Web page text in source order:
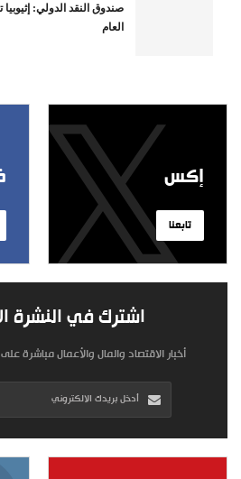
صندوق النقد الدولي:
العام
إكس
تابعنا
اشترك في النشرة
أخبار الاقتصاد والمال والأعمال مباشرة